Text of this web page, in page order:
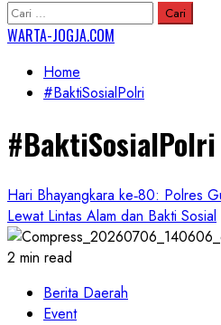
Cari
untuk:
WARTA-JOGJA.COM
Home
#BaktiSosialPolri
#BaktiSosialPolri
Hari Bhayangkara ke‑80: Polres
Lewat Lintas Alam dan Bakti Sosial
2 min read
Berita Daerah
Event